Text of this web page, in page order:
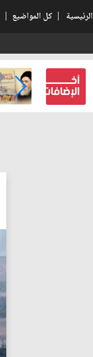
الرئيسية | كل المواضيع |
الحضارات